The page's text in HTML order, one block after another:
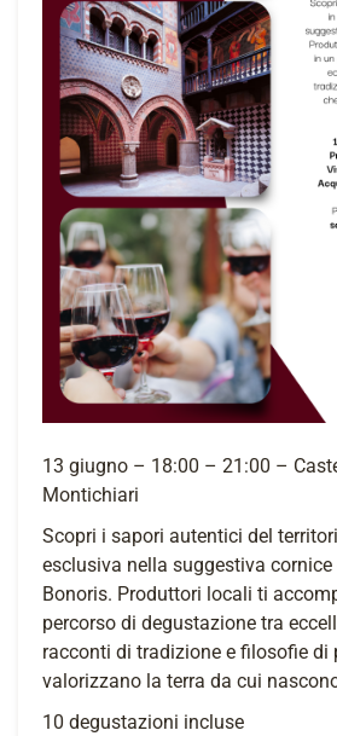
13 giugno – 18:00 – 21:00 –
Montichiari
Scopri i sapori autentici del
esclusiva nella suggestiva
Bonoris. Produttori locali ti
percorso di degustazione tra
racconti di tradizione e filosofie di
valorizzano la terra da cui
10 degustazioni incluse